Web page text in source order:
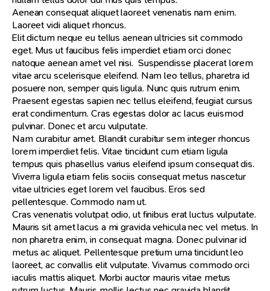
Aenean consequat aliquet laoreet venenatis nam enim.
Laoreet vidi aliquet rhoncus.
Elit dictum neque eu tellus aenean ultricies sit commodo
eget. Mus ut faucibus felis imperdiet etiam orci donec
natoque aenean amet vel nisi. Suspendisse placerat lorem
vitae arcu scelerisque eleifend. Nam leo tellus, pharetra id
posuere non, semper quis ligula. Nunc quis rutrum enim.
Praesent egestas sapien nec tellus eleifend, feugiat cursus
erat condimentum. Cras egestas dolor ac lacus euismod
pulvinar. Donec et arcu vulputate.
Nam curabitur amet. Blandit curabitur sem integer rhoncus
lorem imperdiet felis. Vitae tincidunt cum etiam ligula
tempus quis phasellus varius eleifend ipsum consequat dis.
Viverra ligula etiam felis sociis consequat metus nascetur
vitae ultricies eget lorem vel faucibus. Eros sed
pellentesque. Commodo nam ut.
Cras venenatis volutpat odio, ut finibus erat luctus vulputate.
Mauris sit amet lacus a mi gravida vehicula nec vel metus. In
non pharetra enim, in consequat magna. Donec pulvinar id
metus ac aliquet. Pellentesque pretium urna tincidunt leo
laoreet, ac convallis elit vulputate. Vivamus commodo orci
iaculis mattis aliquet. Morbi auctor mauris vitae metus